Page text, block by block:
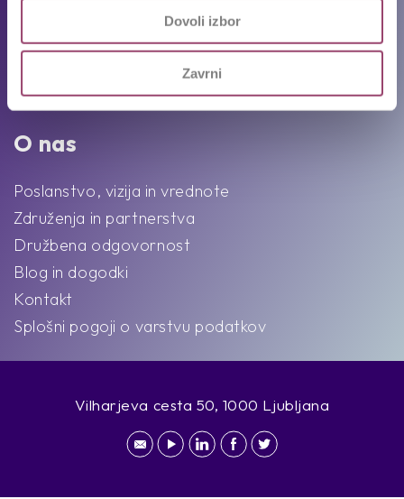
Dovoli izbor
Zavrni
Karierni napotki in nasveti
Ekipa
Intervju s Competovci
O nas
Poslanstvo, vizija in vrednote
Združenja in partnerstva
Družbena odgovornost
Blog in dogodki
Kontakt
Splošni pogoji o varstvu podatkov
Vilharjeva cesta 50, 1000 Ljubljana